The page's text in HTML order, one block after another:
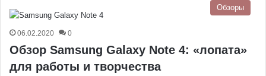
Обзоры
06.02.2020 0
Обзор Samsung Galaxy Note 4: «лопата»
для работы и творчества